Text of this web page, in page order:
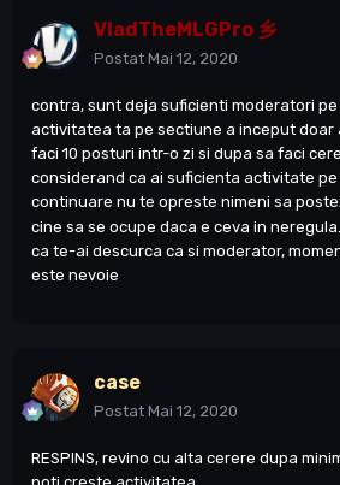
VladTheMLGPro 乡
Postat Mai 12, 2020
contra, sunt deja suficienti moderatori
activitatea ta pe sectiune a inceput doar
faci 10 posturi intr-o zi si dupa sa faci
considerand ca ai suficienta activitate pe
continuare nu te opreste nimeni sa
cine sa se ocupe daca e ceva in neregula.
ca te-ai descurca ca si moderator,
este nevoie
case
Postat Mai 12, 2020
RESPINS, revino cu alta cerere dupa